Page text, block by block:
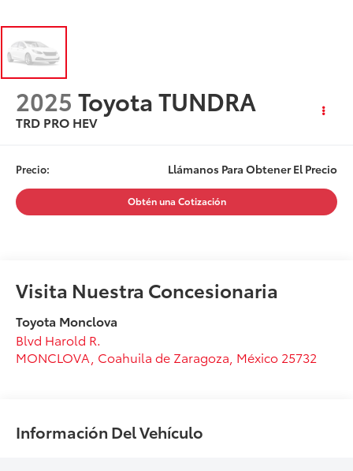
2025 Toyota TUNDRA
TRD PRO HEV
Precio: Llámanos Para Obtener El Precio
Obtén una Cotización
Visita Nuestra Concesionaria
Toyota Monclova
Blvd Harold R.
MONCLOVA Coahuila de Zaragoza , México 25732
Información Del Vehículo